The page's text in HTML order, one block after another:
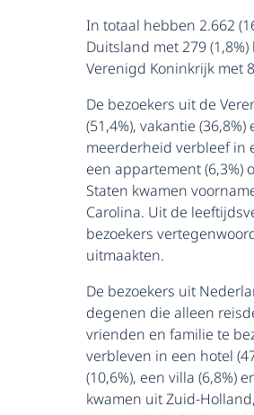
In totaal hebben 2.662
Duitsland met 279
Verenigd Koninkrijk met
De bezoekers uit de
(51,4%), vakantie
meerderheid verbleef in
een appartement (6,3%)
Staten kwamen
Carolina. Uit de
bezoekers
uitmaakten.
De bezoekers uit
degenen die alleen
vrienden en familie te
verbleven in een hotel
(10,6%), een villa (6,8%)
kwamen uit Zuid-